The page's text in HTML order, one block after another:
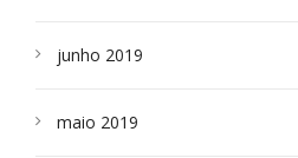
junho 2019
maio 2019